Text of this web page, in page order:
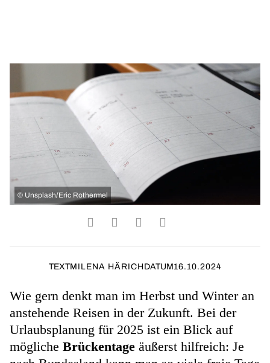
© Unsplash/Eric Rothermel
TEXTMILENA HÄRICH DATUM16.10.2024
Wie gern denkt man im Herbst und Winter an
anstehende Reisen in der Zukunft. Bei der
Urlaubsplanung für 2025 ist ein Blick auf
mögliche Brückentage äußerst hilfreich: Je